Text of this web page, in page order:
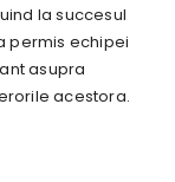
la succesul
permis echipei
asupra
acestora.